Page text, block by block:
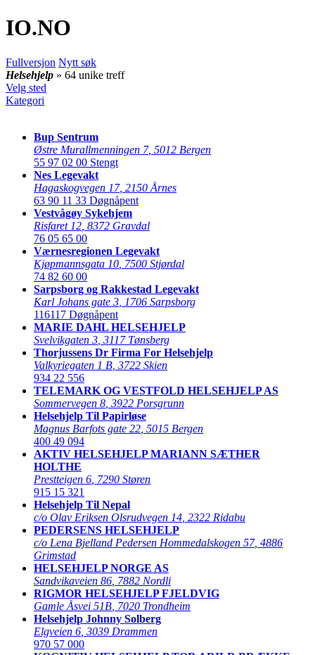
IO.NO
Fullversjon Nytt søk
Helsehjelp » 64 unike treff
Velg sted
Kategori
Bup Sentrum
Østre Murallmenningen 7, 5012 Bergen
55 97 02 00 Stengt
Nes Legevakt
Hagaskogvegen 17, 2150 Årnes
63 90 11 33 Døgnåpent
Vestvågøy Sykehjem
Risfaret 12 8372 Gravdal
76 05 65 00
Værnesregionen Legevakt
Kjøpmannsgata 10 7500 Stjørdal
74 82 60 00
Sarpsborg og Rakkestad Legevakt
Karl Johans gate 3 1706 Sarpsborg
116117 Døgnåpent
MARIE DAHL HELSEHJELP
Svelvikgaten 3 3117 Tønsberg
Thorjussens Dr Firma For Helsehjelp
Valkyriegaten 1 B 3722 Skien
934 22 556
TELEMARK OG VESTFOLD HELSEHJELP AS
Sommervegen 8 3922 Porsgrunn
Helsehjelp Til Papirløse
Magnus Barfots gate 22 5015 Bergen
400 49 094
AKTIV HELSEHJELP MARIANN SÆTHER
HOLTHE
Prestteigen 6 7290 Støren
915 15 321
Helsehjelp Til Nepal
c/o Olav Eriksen Olsrudvegen 14 2322 Ridabu
PEDERSENS HELSEHJELP
c/o Lena Bjelland Pedersen Hommedalskogen 57, 4886
Grimstad
HELSEHJELP NORGE AS
Sandvikaveien 86 7882 Nordli
RIGMOR HELSEHJELP FJELDVIG
Gamle Åsvei 51B 7020 Trondheim
Helsehjelp Johnny Solberg
Elgveien 6 3039 Drammen
970 57 000